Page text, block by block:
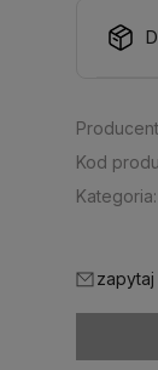
Kod
Kategoria: